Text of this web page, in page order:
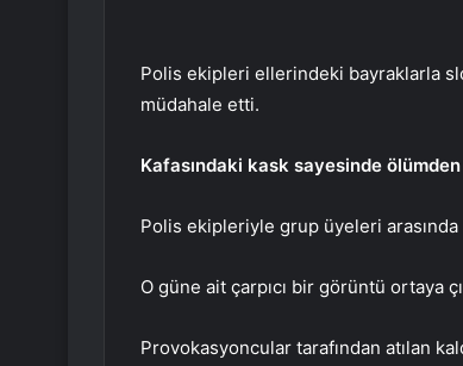
Polis ekipleri ellerindeki bayraklarla
müdahale etti.
Kafasındaki kask sayesinde
Polis ekipleriyle grup üyeleri arasında
O güne ait çarpıcı bir görüntü ortaya
Provokasyoncular tarafından atılan